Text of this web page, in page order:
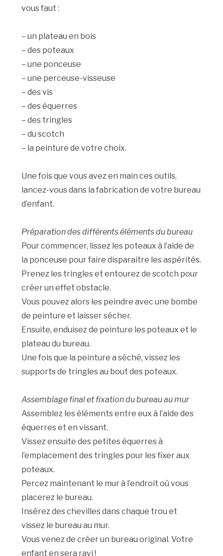
vous faut :
– un plateau en bois
– des poteaux
– une ponceuse
– une perceuse-visseuse
– des vis
– des équerres
– des tringles
– du scotch
– la peinture de votre choix.
Une fois que vous avez en main ces outils,
lancez-vous dans la fabrication de votre bureau
d’enfant.
Préparation des différents éléments du bureau
Pour commencer, lissez les poteaux à l’aide de
la ponceuse pour faire disparaitre les aspérités.
Prenez les tringles et entourez de scotch pour
créer un effet obstacle.
Vous pouvez alors les peindre avec une bombe
de peinture et laisser sécher.
Ensuite, enduisez de peinture les poteaux et le
plateau du bureau.
Une fois que la peinture a séché, vissez les
supports de tringles au bout des poteaux.
Assemblage final et fixation du bureau au mur
Assemblez les éléments entre eux à l’aide des
équerres et en vissant.
Vissez ensuite des petites équerres à
l’emplacement des tringles pour les fixer aux
poteaux.
Percez maintenant le mur à l’endroit où vous
placerez le bureau.
Insérez des chevilles dans chaque trou et
vissez le bureau au mur.
Vous venez de créer un bureau original. Votre
enfant en sera ravi !